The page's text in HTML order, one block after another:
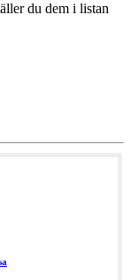
du dem i listan